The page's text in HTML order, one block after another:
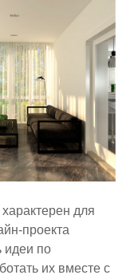
для
проекта
идеи по
их вместе с